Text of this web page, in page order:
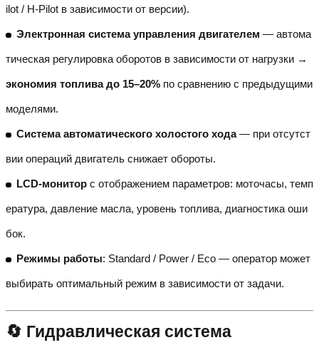
ilot / H-Pilot в зависимости от версии).
Электронная система управления двигателем — автома
тическая регулировка оборотов в зависимости от нагрузки →
экономия топлива до 15–20% по сравнению с предыдущими
моделями.
Система автоматического холостого хода— при отсутст
вии операций двигатель снижает обороты.
LCD-монитор с отображением параметров: моточасы, темп
ература, давление масла, уровень топлива, диагностика оши
бок.
Режимы работы: Standard / Power / Eco — оператор может
выбирать оптимальный режим в зависимости от задачи.
🔄 Гидравлическая система